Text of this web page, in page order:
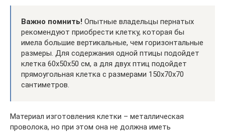
Важно помнить! Опытные владельцы пернатых
рекомендуют приобрести клетку, которая бы
имела большие вертикальные, чем горизонтальные
размеры. Для содержания одной птицы подойдет
клетка 60х50х50 см, а для двух птиц подойдет
прямоугольная клетка с размерами 150х70х70
сантиметров.
Материал изготовления клетки – металлическая
проволока, но при этом она не должна иметь